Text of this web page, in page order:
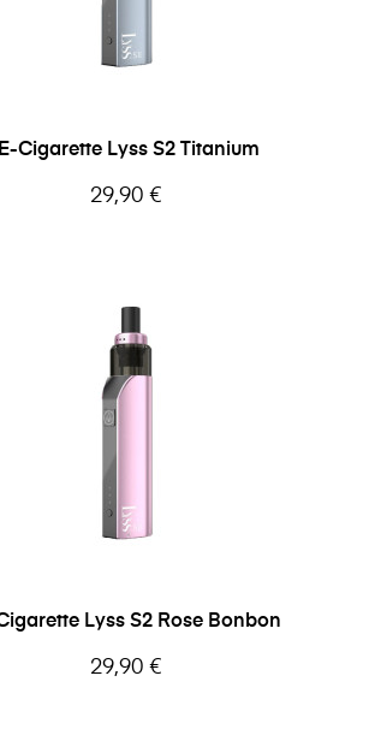
E-Cigarette Lyss S2 Titanium
Prix
29,90 €
E-Cigarette Lyss S2 Rose Bonbon
Prix
29,90 €